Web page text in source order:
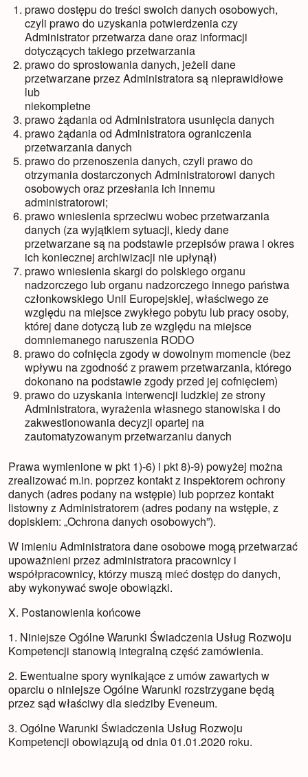
prawo dostępu do treści swoich danych osobowych,
czyli prawo do uzyskania potwierdzenia czy
Administrator przetwarza dane oraz informacji
dotyczących takiego przetwarzania
prawo do sprostowania danych, jeżeli dane
przetwarzane przez Administratora są nieprawidłowe
lub
niekompletne
prawo żądania od Administratora usunięcia danych
prawo żądania od Administratora ograniczenia
przetwarzania danych
prawo do przenoszenia danych, czyli prawo do
otrzymania dostarczonych Administratorowi danych
osobowych oraz przesłania ich innemu
administratorowi;
prawo wniesienia sprzeciwu wobec przetwarzania
danych (za wyjątkiem sytuacji, kiedy dane
przetwarzane są na podstawie przepisów prawa i okres
ich koniecznej archiwizacji nie upłynął)
prawo wniesienia skargi do polskiego organu
nadzorczego lub organu nadzorczego innego państwa
członkowskiego Unii Europejskiej, właściwego ze
względu na miejsce zwykłego pobytu lub pracy osoby,
której dane dotyczą lub ze względu na miejsce
domniemanego naruszenia RODO
prawo do cofnięcia zgody w dowolnym momencie (bez
wpływu na zgodność z prawem przetwarzania, którego
dokonano na podstawie zgody przed jej cofnięciem)
prawo do uzyskania interwencji ludzkiej ze strony
Administratora, wyrażenia własnego stanowiska i do
zakwestionowania decyzji opartej na
zautomatyzowanym przetwarzaniu danych
Prawa wymienione w pkt 1)-6) i pkt 8)-9) powyżej można
zrealizować m.in. poprzez kontakt z inspektorem ochrony
danych (adres podany na wstępie) lub poprzez kontakt
listowny z Administratorem (adres podany na wstępie, z
dopiskiem: „Ochrona danych osobowych”).
W imieniu Administratora dane osobowe mogą przetwarzać
upoważnieni przez administratora pracownicy i
współpracownicy, którzy muszą mieć dostęp do danych,
aby wykonywać swoje obowiązki.
X. Postanowienia końcowe
1. Niniejsze Ogólne Warunki Świadczenia Usług Rozwoju
Kompetencji stanowią integralną część zamówienia.
2. Ewentualne spory wynikające z umów zawartych w
oparciu o niniejsze Ogólne Warunki rozstrzygane będą
przez sąd właściwy dla siedziby Eveneum.
3. Ogólne Warunki Świadczenia Usług Rozwoju
Kompetencji obowiązują od dnia 01.01.2020 roku.